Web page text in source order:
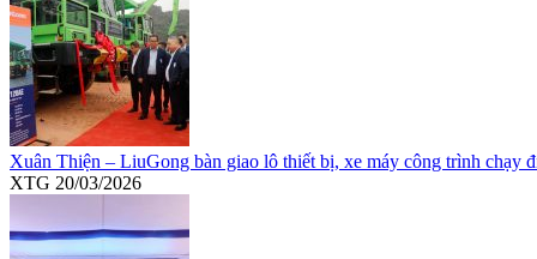
Xuân Thiện – LiuGong bàn giao lô thiết bị, xe máy công trình chạy
XTG 20/03/2026